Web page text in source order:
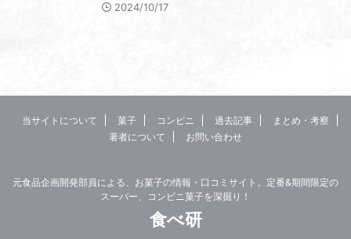
2024/10/17
当サイトについて 菓子 コンビニ 過去記事
まとめ・考察
著者について
お問い合わせ
元食品企画開発部員による、お菓子の情報・口コミサイト。定番&期間限定の
スーパー、コンビニ菓子を深掘り！
食べ研